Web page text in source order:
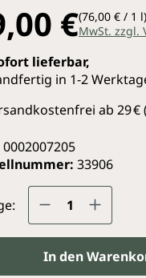
€(76,00 € / 1 l)
MwSt. zzgl.
lieferbar,
in 1-2
ab 29 €
0002007205
33906
Produkt
In den